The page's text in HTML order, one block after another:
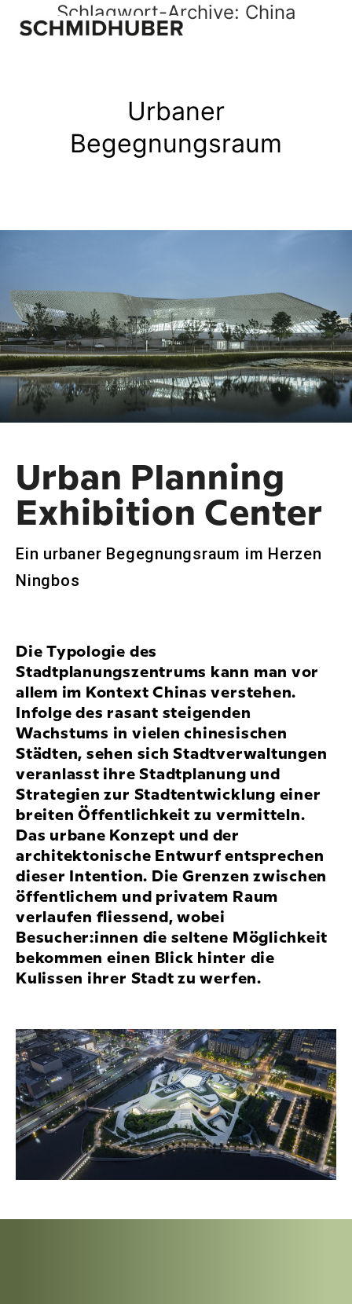
Schlagwort-Archive: China
Urbaner
Begegnungsraum
Urban Planning
Exhibition Center
Ein urbaner Begegnungsraum im Herzen
Ningbos
Die Typologie des
Stadtplanungszentrums kann man vor
allem im Kontext Chinas verstehen.
Infolge des rasant steigenden
Wachstums in vielen chinesischen
Städten, sehen sich Stadtverwaltungen
veranlasst ihre Stadtplanung und
Strategien zur Stadtentwicklung einer
breiten Öffentlichkeit zu vermitteln.
Das urbane Konzept und der
architektonische Entwurf entsprechen
dieser Intention. Die Grenzen zwischen
öffentlichem und privatem Raum
verlaufen fliessend, wobei
Besucher:innen die seltene Möglichkeit
bekommen einen Blick hinter die
Kulissen ihrer Stadt zu werfen.